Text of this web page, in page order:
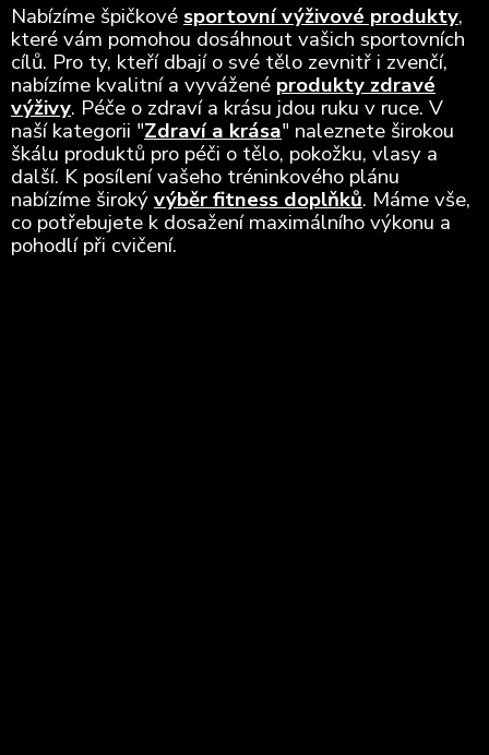
Nabízíme špičkové sportovní výživové produkty,
které vám pomohou dosáhnout vašich sportovních
cílů. Pro ty, kteří dbají o své tělo zevnitř i zvenčí,
nabízíme kvalitní a vyvážené produkty zdravé
výživy. Péče o zdraví a krásu jdou ruku v ruce. V
naší kategorii "Zdraví a krása" naleznete širokou
škálu produktů pro péči o tělo, pokožku, vlasy a
další. K posílení vašeho tréninkového plánu
nabízíme širokývýběr fitness doplňků. Máme vše,
co potřebujete k dosažení maximálního výkonu a
pohodlí při cvičení.